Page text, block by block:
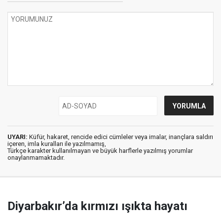
UYARI: Küfür, hakaret, rencide edici cümleler veya imalar, inançlara saldırı
içeren, imla kuralları ile yazılmamış,
Türkçe karakter kullanılmayan ve büyük harflerle yazılmış yorumlar
onaylanmamaktadır.
Diyarbakır’da kırmızı ışıkta hayatı